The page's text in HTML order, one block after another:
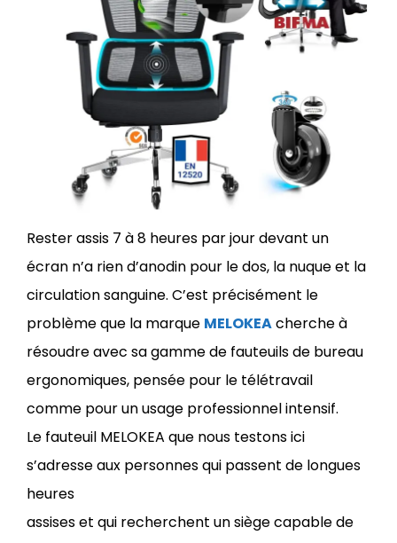
Rester assis 7 à 8 heures par jour devant un
écran n’a rien d’anodin pour le dos, la nuque et la
circulation sanguine. C’est précisément le
problème que la marque MELOKEAcherche à
résoudre avec sa gamme de fauteuils de bureau
ergonomiques, pensée pour le télétravail
comme pour un usage professionnel intensif.
Le fauteuil MELOKEA que nous testons ici
s’adresse aux personnes qui passent de longues
heures
assises et qui recherchent un siège capable de